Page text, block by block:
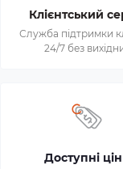
Клієнтський
Служба підтримки
24/7 без
Доступні